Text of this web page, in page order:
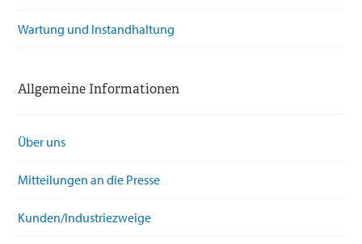
Wartung und Instandhaltung
Allgemeine Informationen
Über uns
Mitteilungen an die Presse
Kunden/Industriezweige